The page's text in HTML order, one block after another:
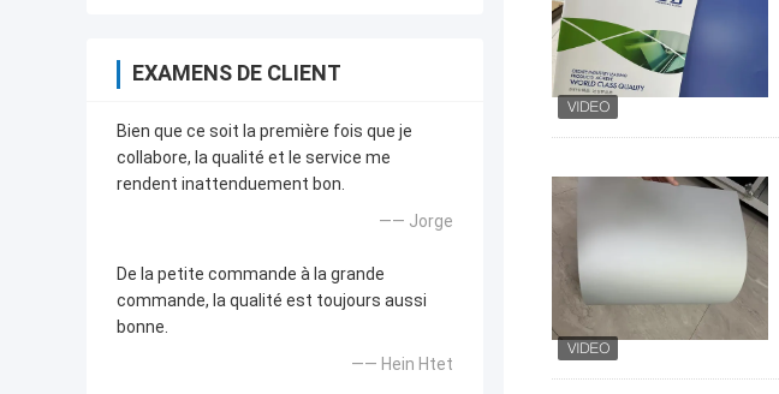
EXAMENS DE CLIENT
Bien que ce soit la première fois que je
collabore, la qualité et le service me
rendent inattenduement bon.
—— Jorge
De la petite commande à la grande
commande, la qualité est toujours aussi
bonne.
—— Hein Htet